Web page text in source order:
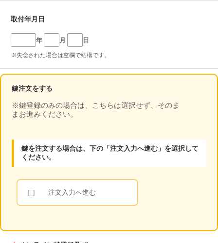
取付年月日
年 月 日
※失念された場合は空欄で結構です。
鍵注文をする
※鍵登録のみの場合は、こちらは選択せず、そのま
まお進みください。
鍵を注文する場合は、下の「注文入力へ進む」を選択して
ください。
注文入力へ進む